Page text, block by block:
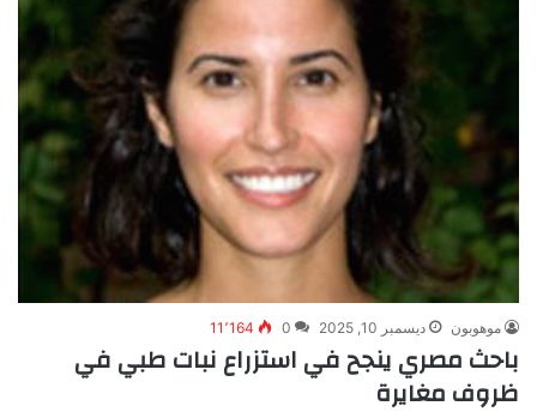
موهوبون ديسمبر 10, 2025 0 11٬164
باحث مصري ينجح في استزراع نبات طبي في
ظروف مغايرة